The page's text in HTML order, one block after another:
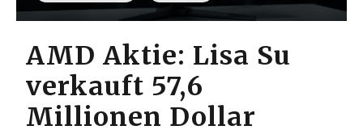
AMD Aktie: Lisa Su
verkauft 57,6
Millionen Dollar